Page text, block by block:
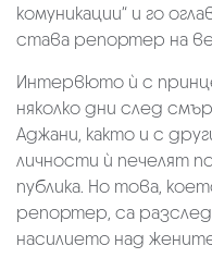
комуникации“ и го
става репортер на
Интервюто ѝ с
няколко дни след
Аджани, както и с
личности ѝ печелят
публика. Но това,
репортер, са
насилието над